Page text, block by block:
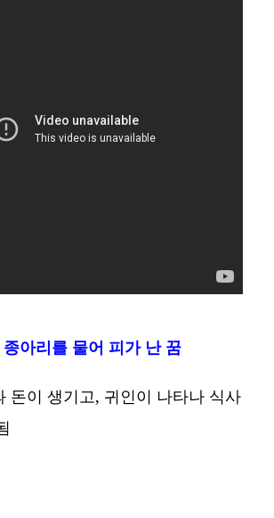
아리를 물어 피가 난 꿈
돈이 생기고, 귀인이 나타나 식사